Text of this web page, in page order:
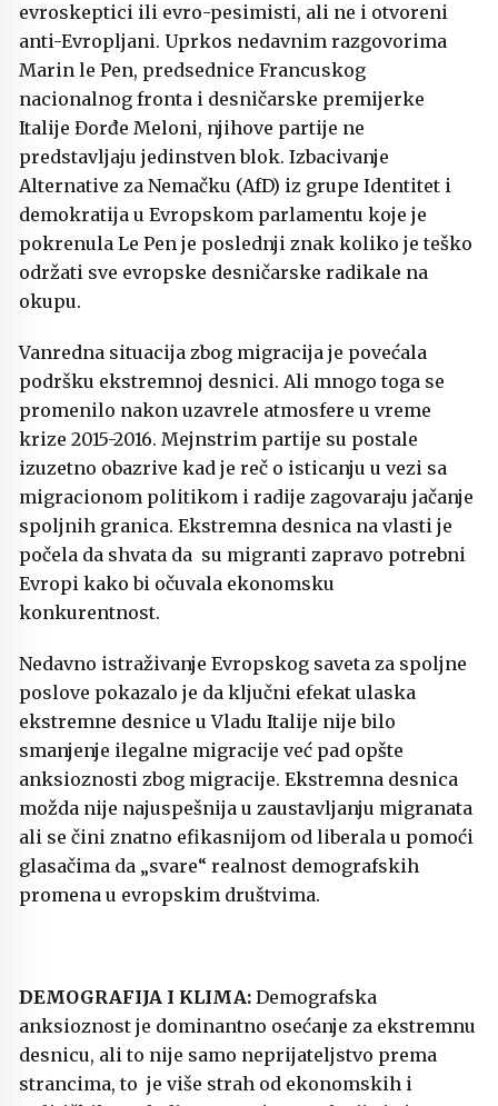
evroskeptici ili evro-pesimisti, ali ne i otvoreni
anti-Evropljani. Uprkos nedavnim razgovorima
Marin le Pen, predsednice Francuskog
nacionalnog fronta i desničarske premijerke
Italije Đorđe Meloni, njihove partije ne
predstavljaju jedinstven blok. Izbacivanje
Alternative za Nemačku (AfD) iz grupe Identitet i
demokratija u Evropskom parlamentu koje je
pokrenula Le Pen je poslednji znak koliko je teško
održati sve evropske desničarske radikale na
okupu.
Vanredna situacija zbog migracija je povećala
podršku ekstremnoj desnici. Ali mnogo toga se
promenilo nakon uzavrele atmosfere u vreme
krize 2015-2016. Mejnstrim partije su postale
izuzetno obazrive kad je reč o isticanju u vezi sa
migracionom politikom i radije zagovaraju jačanje
spoljnih granica. Ekstremna desnica na vlasti je
počela da shvata da su migranti zapravo potrebni
Evropi kako bi očuvala ekonomsku
konkurentnost.
Nedavno istraživanje Evropskog saveta za spoljne
poslove pokazalo je da ključni efekat ulaska
ekstremne desnice u Vladu Italije nije bilo
smanjenje ilegalne migracije već pad opšte
anksioznosti zbog migracije. Ekstremna desnica
možda nije najuspešnija u zaustavljanju migranata
ali se čini znatno efikasnijom od liberala u pomoći
glasačima da „svare“ realnost demografskih
promena u evropskim društvima.
DEMOGRAFIJA I KLIMA: Demografska
anksioznost je dominantno osećanje za ekstremnu
desnicu, ali to nije samo neprijateljstvo prema
strancima, to je više strah od ekonomskih i